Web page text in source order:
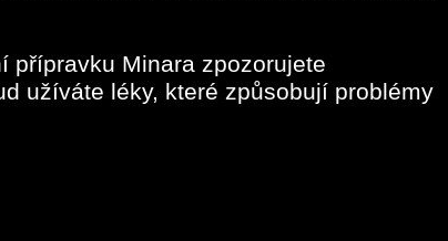
přípravku Minara zpozorujete
užíváte léky, které způsobují problémy